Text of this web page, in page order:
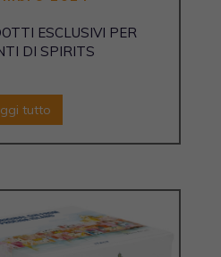
ESCLUSIVI PER
DI SPIRITS
tutto